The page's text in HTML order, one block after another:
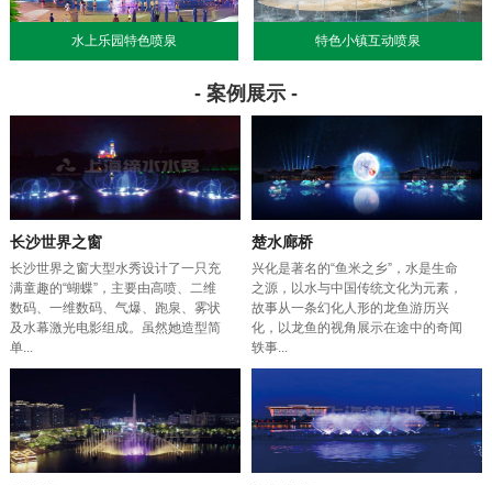
水上乐园特色喷泉 特色小镇互动喷泉
- 案例展示 -
长沙世界之窗
长沙世界之窗大型水秀设计了一只充
满童趣的“蝴蝶”，主要由高喷、二维
数码、一维数码、气爆、跑泉、雾状
及水幕激光电影组成。虽然她造型简
单...
楚水廊桥
兴化是著名的“鱼米之乡”，水是生命
之源，以水与中国传统文化为元素，
故事从一条幻化人形的龙鱼游历兴
化，以龙鱼的视角展示在途中的奇闻
轶事...